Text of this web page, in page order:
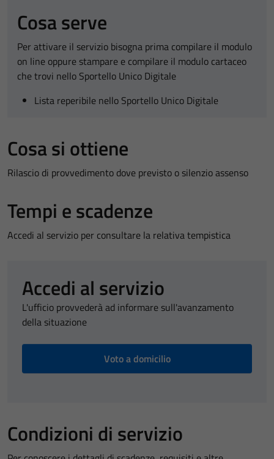
Cosa serve
Per attivare il servizio bisogna prima compilare il modulo
on line oppure stampare e compilare il modulo cartaceo
che trovi nello Sportello Unico Digitale
Lista reperibile nello Sportello Unico Digitale
Cosa si ottiene
Rilascio di provvedimento dove previsto o silenzio assenso
Tempi e scadenze
Accedi al servizio per consultare la relativa tempistica
Accedi al servizio
L'ufficio provvederà ad informare sull'avanzamento
della situazione
Voto a domicilio
Condizioni di servizio